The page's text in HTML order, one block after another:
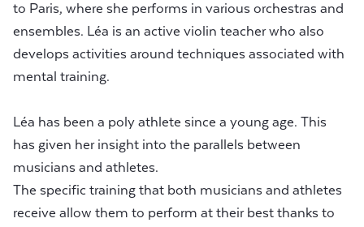
to Paris, where she performs in various orchestras and
ensembles. Léa is an active violin teacher who also
develops activities around techniques associated with
mental training.
Léa has been a poly athlete since a young age. This
has given her insight into the parallels between
musicians and athletes.
The specific training that both musicians and athletes
receive allow them to perform at their best thanks to